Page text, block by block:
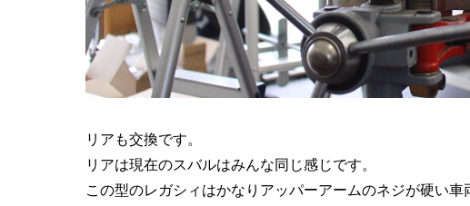
リアも交換です。
リアは現在のスバルはみんな同じ感じです。
この型のレガシィはかなりアッパーアームのネジが硬い